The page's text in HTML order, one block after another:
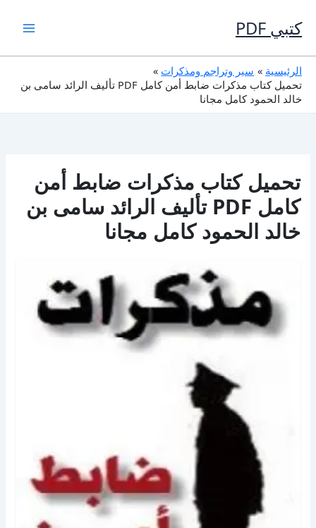
إلى
المحتوى
كتبي PDF
الرئيسية
سير وتراجم ومذكرات
تحميل كتاب مذكرات ضابط أمن كامل PDF تأليف الرائد سامى بن
خالد الحمود كامل مجانا
تحميل كتاب مذكرات ضابط أمن
كامل PDF تأليف الرائد سامى بن
خالد الحمود كامل مجانا